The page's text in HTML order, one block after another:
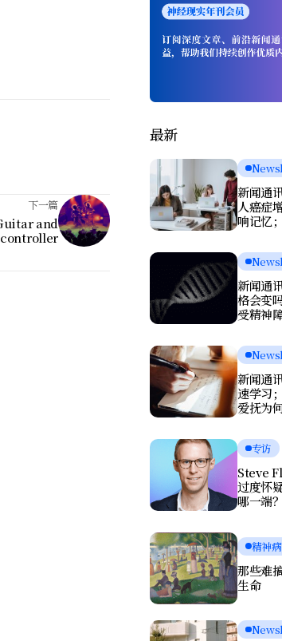
下一篇
and
最新
新闻通
人癌症
响记忆
新闻通
格会变
受精神
亡？
新闻通
速学习
爱抚为
专访
Steve
过度怀
哪一端？
精神
那些难
生命